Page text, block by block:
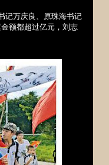
记万庆良、原珠海书记
额都超过亿元，刘志